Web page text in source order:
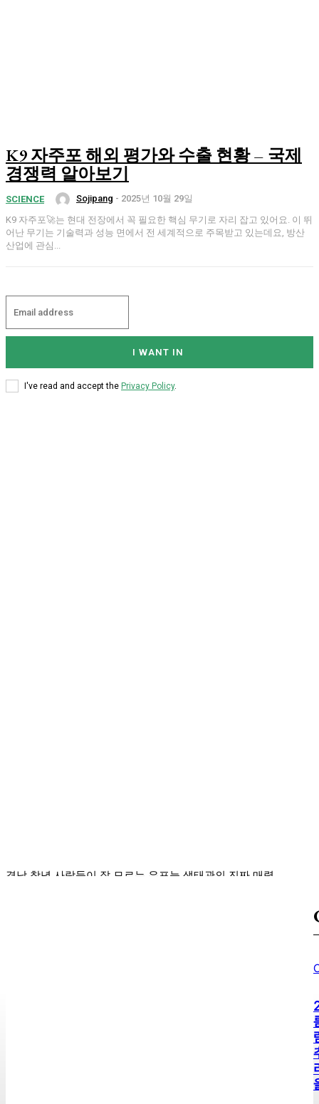
K9 자주포 해외 평가와 수출 현황 – 국제
경쟁력 알아보기
SCIENCE Sojipang - 2025년 10월 29일
K9 자주포🚀는 현대 전장에서 꼭 필요한 핵심 무기로 자리 잡고 있어요. 이 뛰
어난 무기는 기술력과 성능 면에서 전 세계적으로 주목받고 있는데요, 방산
산업에 관심...
I WANT IN
I've read and accept the Privacy Policy.
경남 창녕 사람들이 잘 모르는 우포늪 생태관의 진짜 매력